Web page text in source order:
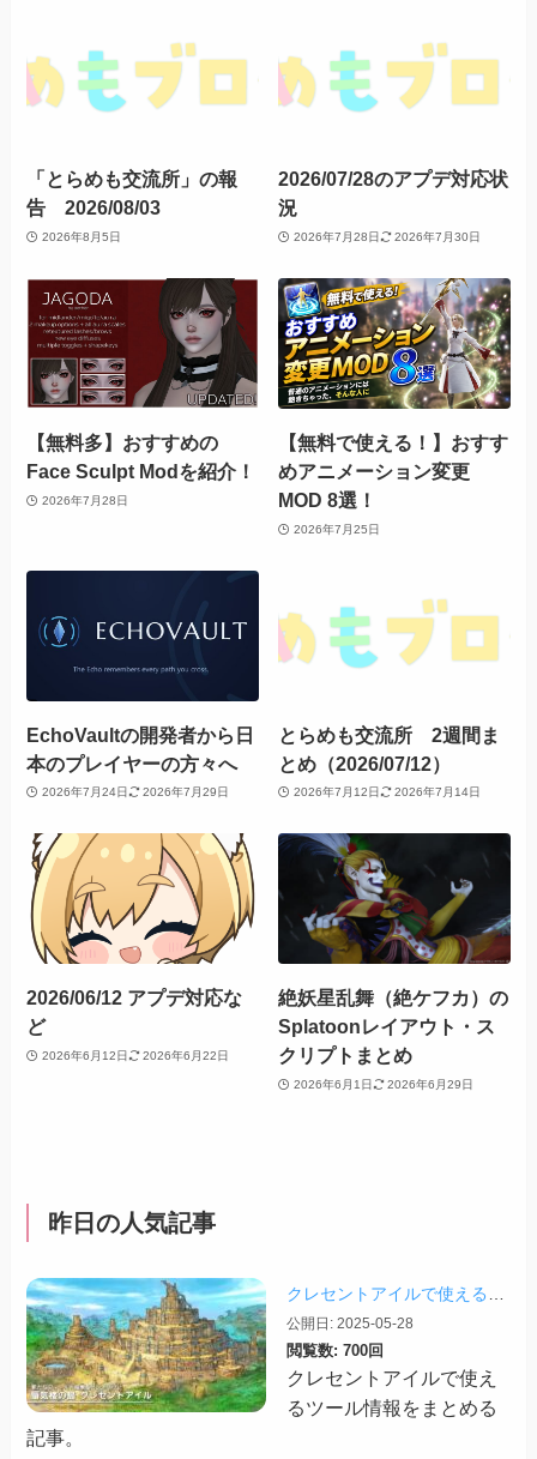
「とらめも交流所」の報
告 2026/08/03
2026年8月5日
2026/07/28のアプデ対応状
況
2026年7月28日 2026年7月30日
【無料多】おすすめの
Face Sculpt Modを紹介！
2026年7月28日
【無料で使える！】おすす
めアニメーション変更
MOD 8選！
2026年7月25日
EchoVaultの開発者から日
本のプレイヤーの方々へ
2026年7月24日 2026年7月29日
とらめも交流所 2週間ま
とめ（2026/07/12）
2026年7月12日 2026年7月14日
2026/06/12 アプデ対応な
ど
2026年6月12日 2026年6月22日
絶妖星乱舞（絶ケフカ）の
Splatoonレイアウト・ス
クリプトまとめ
2026年6月1日 2026年6月29日
昨日の人気記事
公開日: 2025-05-28
閲覧数: 700回
クレセントアイルで使え
るツール情報をまとめる
記事。